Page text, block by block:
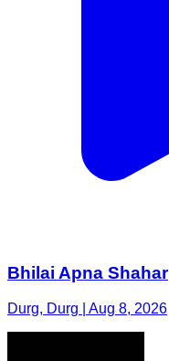
Bhilai Apna Shahar
Durg, Durg | Aug 8, 2026